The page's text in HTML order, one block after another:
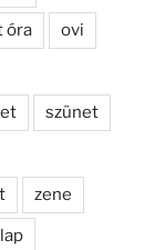
óra ovi
szünet
zene